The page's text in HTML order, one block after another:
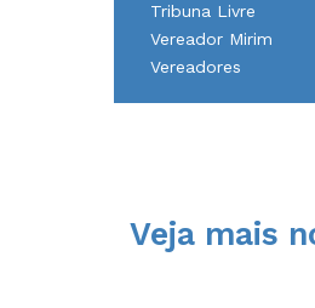
Tribuna Livre
Vereador Mirim
Vereadores
Veja mais